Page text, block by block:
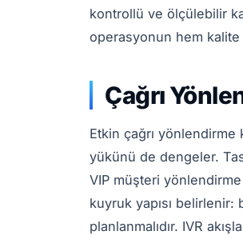
kontrollü ve ölçülebilir
operasyonun hem
Çağrı
Etkin çağrı
yükünü de dengeler.
VIP müşteri
kuyruk yapısı
planlanmalıdır. IVR